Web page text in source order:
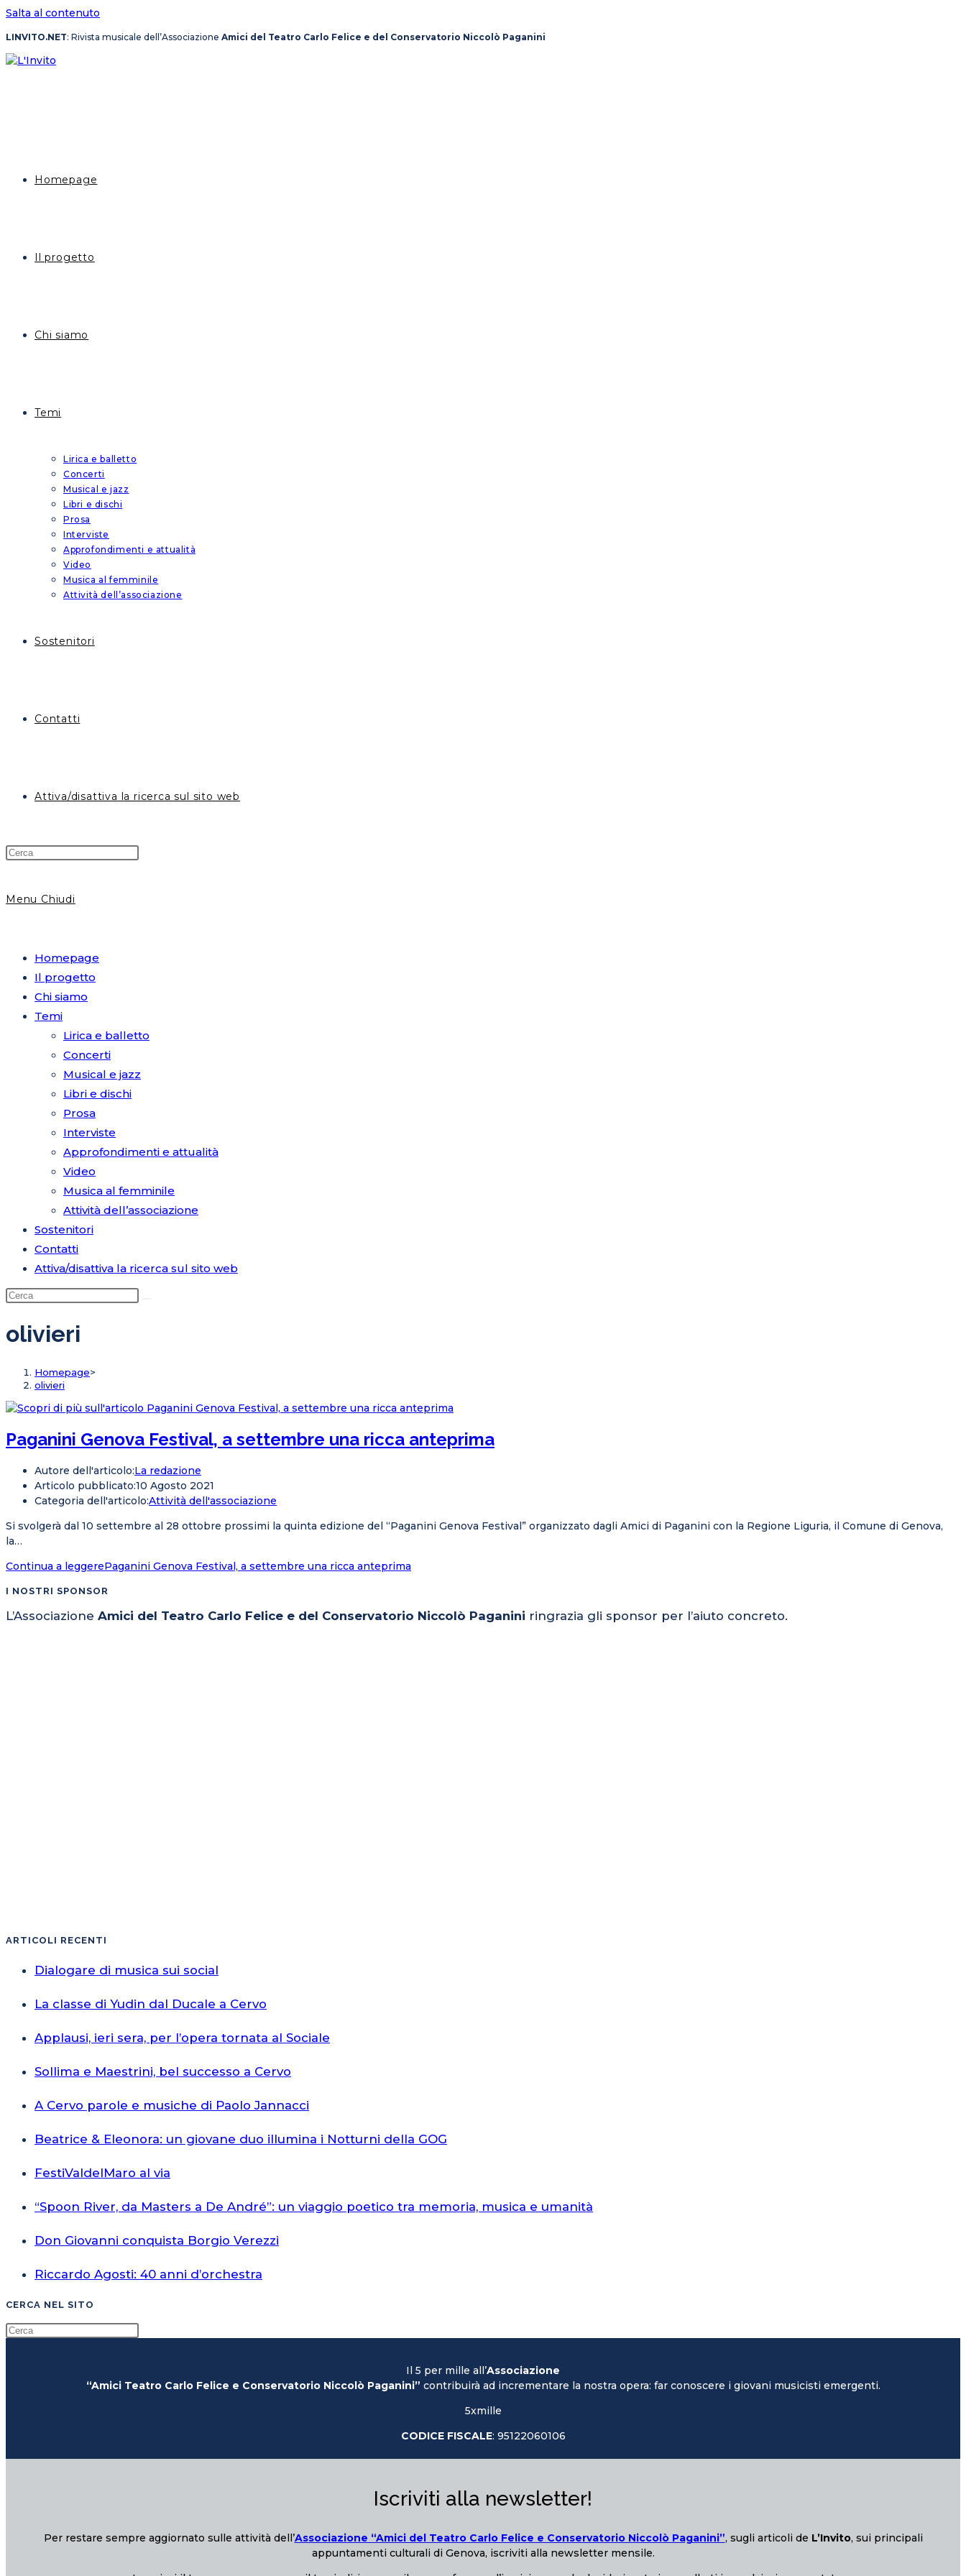
Salta al contenuto
LINVITO.NET: Rivista musicale dell’Associazione Amici del Teatro Carlo Felice e del Conservatorio Niccolò Paganini
Homepage
Il progetto
Chi siamo
Temi
Lirica e balletto
Concerti
Musical e jazz
Libri e dischi
Prosa
Interviste
Approfondimenti e attualità
Video
Musica al femminile
Attività dell’associazione
Sostenitori
Contatti
Attiva/disattiva la ricerca sul sito web
Menu Chiudi
Homepage
Il progetto
Chi siamo
Temi
Lirica e balletto
Concerti
Musical e jazz
Libri e dischi
Prosa
Interviste
Approfondimenti e attualità
Video
Musica al femminile
Attività dell’associazione
Sostenitori
Contatti
Attiva/disattiva la ricerca sul sito web
olivieri
Homepage>
olivieri
Paganini Genova Festival, a settembre una ricca anteprima
Autore dell'articolo:La redazione
Articolo pubblicato:10 Agosto 2021
Categoria dell'articolo:Attività dell'associazione
Si svolgerà dal 10 settembre al 28 ottobre prossimi la quinta edizione del “Paganini Genova Festival” organizzato dagli Amici di Paganini con la Regione Liguria, il Comune di Genova,
la…
Continua a leggerePaganini Genova Festival, a settembre una ricca anteprima
I NOSTRI SPONSOR
L’Associazione Amici del Teatro Carlo Felice e del Conservatorio Niccolò Paganini ringrazia gli sponsor per l’aiuto concreto.
ARTICOLI RECENTI
Dialogare di musica sui social
La classe di Yudin dal Ducale a Cervo
Applausi, ieri sera, per l’opera tornata al Sociale
Sollima e Maestrini, bel successo a Cervo
A Cervo parole e musiche di Paolo Jannacci
Beatrice & Eleonora: un giovane duo illumina i Notturni della GOG
FestiValdelMaro al via
“Spoon River, da Masters a De André”: un viaggio poetico tra memoria, musica e umanità
Don Giovanni conquista Borgio Verezzi
Riccardo Agosti: 40 anni d’orchestra
CERCA NEL SITO
Il 5 per mille all’Associazione
“Amici Teatro Carlo Felice e Conservatorio Niccolò Paganini” contribuirà ad incrementare la nostra opera: far conoscere i giovani musicisti emergenti.
5xmille
CODICE FISCALE: 95122060106
Iscriviti alla newsletter!
Per restare sempre aggiornato sulle attività dell’Associazione “Amici del Teatro Carlo Felice e Conservatorio Niccolò Paganini”, sugli articoli de L’Invito, sui principali
appuntamenti culturali di Genova, iscriviti alla newsletter mensile.